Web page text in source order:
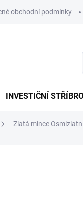
obchodní podmínky
INVESTIČNÍ STŘÍBRO
Zlatá mince